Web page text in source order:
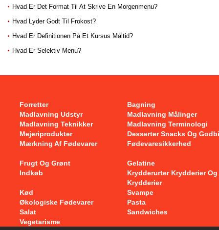
Hvad Er Det Format Til At Skrive En Morgenmenu?
Hvad Lyder Godt Til Frokost?
Hvad Er Definitionen På Et Kursus Måltid?
Hvad Er Selektiv Menu?
Forretter
Bagning
Madlavning Udstyr
Madlavning Målinger
Madlavning Teknikker
Madlavning Terminologi
Mejeriprodukter
Desserter Snacks Og
Mærkning Af Fødevarer
Fødevaresikkerhed
Frugt Og Grønt
Gelatine
Indkøb
Krydderurter Krydderier Og
Krydderier
Kød
Svampe
Økologiske Fødevarer
Pasta
Salat
Sandwiches
Vegetarisme